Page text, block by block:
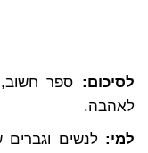
לסיכום: ספר
לאהבה.
למי:לנשים וגברים